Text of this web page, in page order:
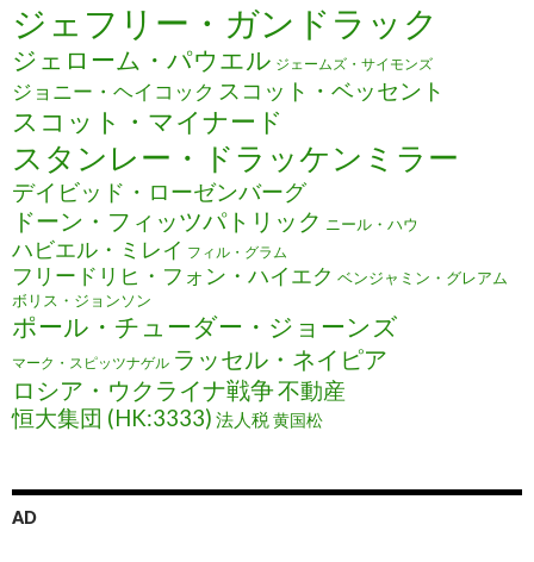
ジェフリー・ガンドラック
ジェローム・パウエル ジェームズ・サイモンズ
ジョニー・ヘイコック スコット・ベッセント
スコット・マイナード
スタンレー・ドラッケンミラー
デイビッド・ローゼンバーグ
ドーン・フィッツパトリック ニール・ハウ
ハビエル・ミレイ フィル・グラム
フリードリヒ・フォン・ハイエク ベンジャミン・グレアム
ボリス・ジョンソン
ポール・チューダー・ジョーンズ
マーク・スピッツナゲル ラッセル・ネイピア
ロシア・ウクライナ戦争不動産
恒大集団 (HK:3333) 法人税黄国松
AD